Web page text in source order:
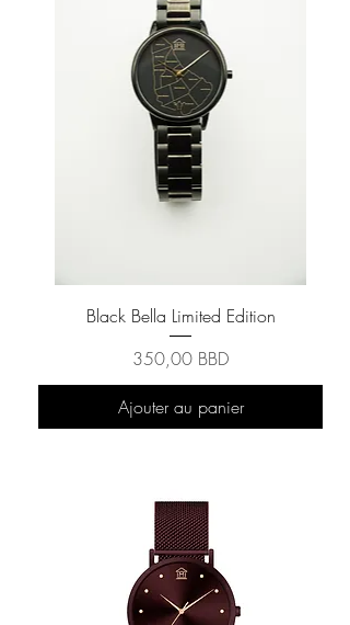
Black Bella Limited Edition
Prix
350,00 BBD
Ajouter au panier